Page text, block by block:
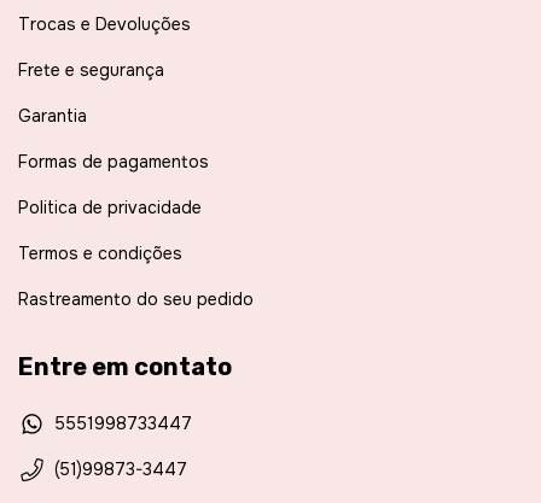
Trocas e Devoluções
Frete e segurança
Garantia
Formas de pagamentos
Politica de privacidade
Termos e condições
Rastreamento do seu pedido
Entre em contato
5551998733447
(51)99873-3447